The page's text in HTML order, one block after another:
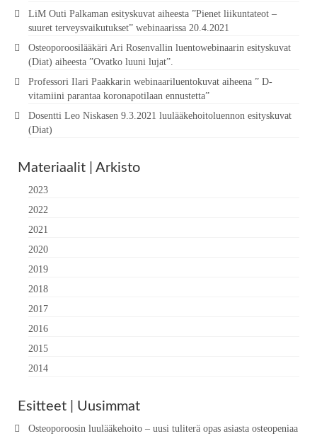
LiM Outi Palkaman esityskuvat aiheesta ”Pienet liikuntateot –
suuret terveysvaikutukset” webinaarissa 20.4.2021
Osteoporoosilääkäri Ari Rosenvallin luentowebinaarin esityskuvat
(Diat) aiheesta ”Ovatko luuni lujat”.
Professori Ilari Paakkarin webinaariluentokuvat aiheena ” D-
vitamiini parantaa koronapotilaan ennustetta”
Dosentti Leo Niskasen 9.3.2021 luulääkehoitoluennon esityskuvat
(Diat)
Materiaalit | Arkisto
2023
2022
2021
2020
2019
2018
2017
2016
2015
2014
Esitteet | Uusimmat
Osteoporoosin luulääkehoito – uusi tuliterä opas asiasta osteopeniaa